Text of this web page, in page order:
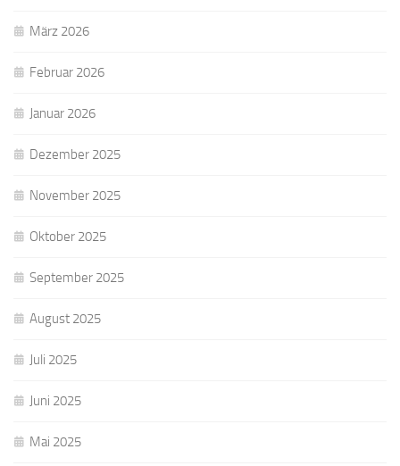
März 2026
Februar 2026
Januar 2026
Dezember 2025
November 2025
Oktober 2025
September 2025
August 2025
Juli 2025
Juni 2025
Mai 2025